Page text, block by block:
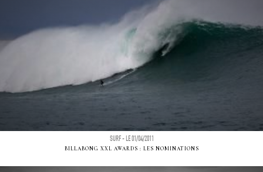
SURF - LE 01/04/2011
BILLABONG XXL AWARDS : LES NOMINATIONS